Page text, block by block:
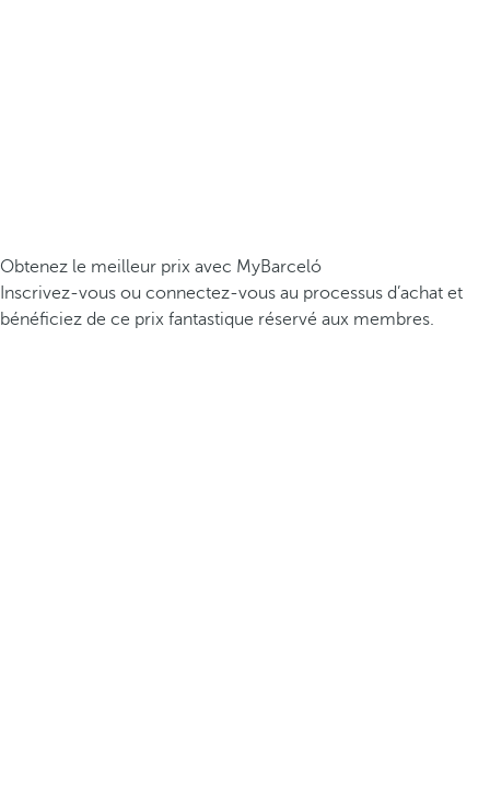
Obtenez le meilleur prix avec MyBarceló
Inscrivez-vous ou connectez-vous au processus d’achat et
bénéficiez de ce prix fantastique réservé aux membres.